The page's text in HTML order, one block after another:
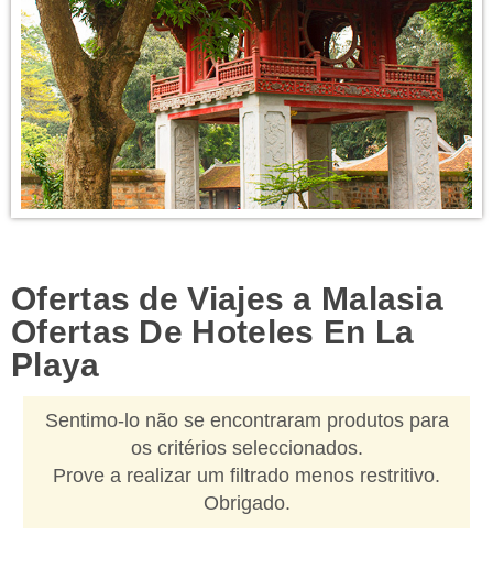
EXCURSÕES
CIRCUITOS
Ofertas de Viajes a Malasia
Ofertas De Hoteles En La
Playa
Sentimo-lo não se encontraram produtos para
os critérios seleccionados.
Prove a realizar um filtrado menos restritivo.
Obrigado.